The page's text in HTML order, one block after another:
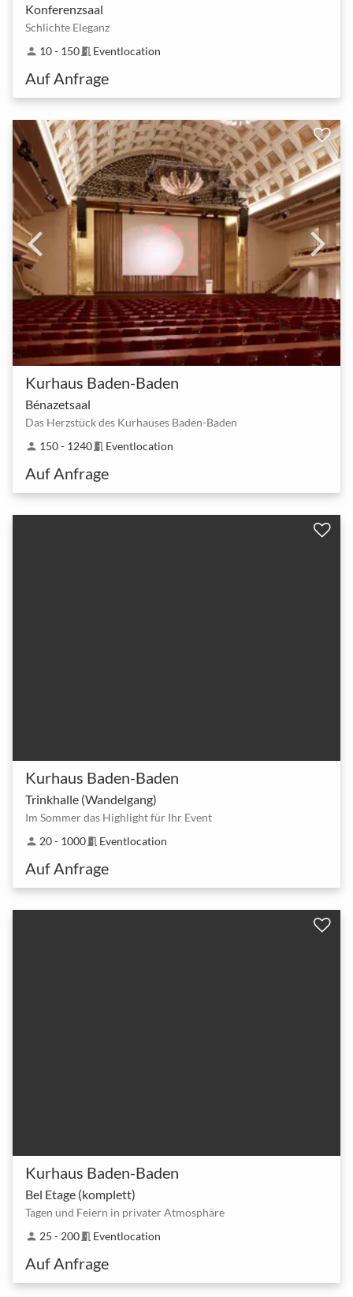
Konferenzsaal
Schlichte Eleganz
person 10 - 150meeting_room Eventlocation
Auf Anfrage
Kurhaus Baden-Baden
Bénazetsaal
Das Herzstück des Kurhauses Baden-Baden
person 150 - 1240meeting_room Eventlocation
Auf Anfrage
Kurhaus Baden-Baden
Trinkhalle (Wandelgang)
Im Sommer das Highlight für Ihr Event
person 20 - 1000meeting_room Eventlocation
Auf Anfrage
Kurhaus Baden-Baden
Bel Etage (komplett)
Tagen und Feiern in privater Atmosphäre
person 25 - 200meeting_room Eventlocation
Auf Anfrage